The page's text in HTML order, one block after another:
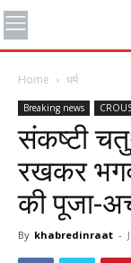
Home धर्म
Breaking news
संकष्टी
रखकर
की पूजा-
By khabredinraat -